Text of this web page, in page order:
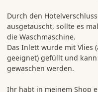
Durch den
ausgetauscht, sollte es
die Waschmaschine.
Das Inlett wurde mit Vlies
geeignet) gefüllt und
gewaschen werden.
Ihr habt in meinem Shop